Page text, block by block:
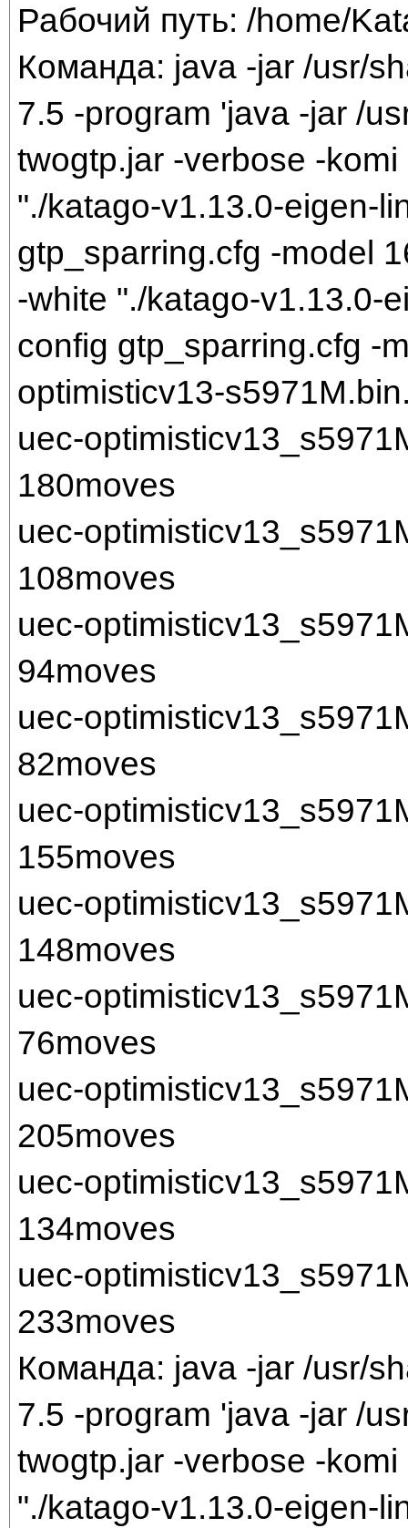
Рабочий путь: /home/
Команда: java -jar /usr/
7.5 -program 'java -jar /
twogtp.jar -verbose -
"./katago-v1.13.0-eigen-
gtp_sparring.cfg -model
-white "./katago-v1.13.0-
config gtp_sparring.cfg -
optimisticv13-
uec-
180moves
uec-
108moves
uec-
94moves
uec-
82moves
uec-
155moves
uec-
148moves
uec-
76moves
uec-
205moves
uec-
134moves
uec-
233moves
Команда: java -jar /usr/
7.5 -program 'java -jar /
twogtp.jar -verbose -
"./katago-v1.13.0-eigen-